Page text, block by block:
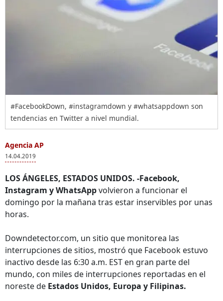
#FacebookDown, #instagramdown y #whatsappdown son
tendencias en Twitter a nivel mundial.
Agencia AP
14.04.2019
LOS ÁNGELES, ESTADOS UNIDOS. -Facebook,
Instagram y WhatsAppvolvieron a funcionar el
domingo por la mañana tras estar inservibles por unas
horas.
Downdetector.com, un sitio que monitorea las
interrupciones de sitios, mostró que Facebook estuvo
inactivo desde las 6:30 a.m. EST en gran parte del
mundo, con miles de interrupciones reportadas en el
noreste de Estados Unidos, Europa y Filipinas.